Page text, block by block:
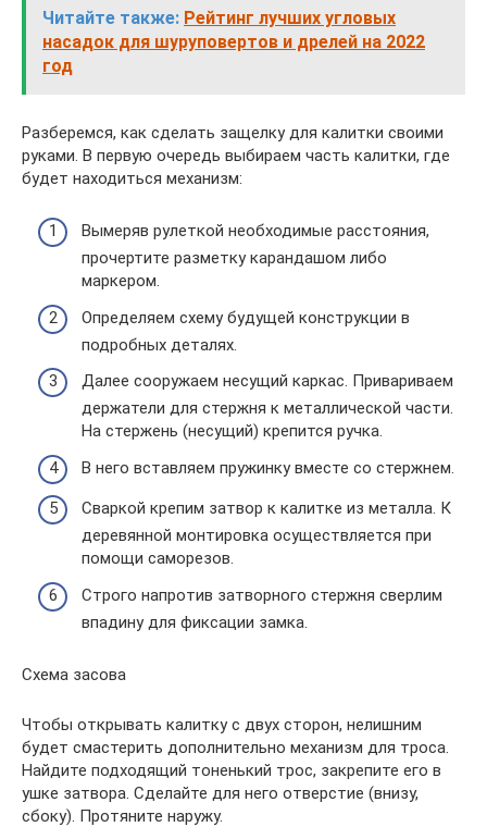
Читайте также: Рейтинг лучших угловых
насадок для шуруповертов и дрелей на 2022
год
Разберемся, как сделать защелку для калитки своими
руками. В первую очередь выбираем часть калитки, где
будет находиться механизм:
Вымеряв рулеткой необходимые расстояния,
прочертите разметку карандашом либо
маркером.
Определяем схему будущей конструкции в
подробных деталях.
Далее сооружаем несущий каркас. Привариваем
держатели для стержня к металлической части.
На стержень (несущий) крепится ручка.
В него вставляем пружинку вместе со стержнем.
Сваркой крепим затвор к калитке из металла. К
деревянной монтировка осуществляется при
помощи саморезов.
Строго напротив затворного стержня сверлим
впадину для фиксации замка.
Схема засова
Чтобы открывать калитку с двух сторон, нелишним
будет смастерить дополнительно механизм для троса.
Найдите подходящий тоненький трос, закрепите его в
ушке затвора. Сделайте для него отверстие (внизу,
сбоку). Протяните наружу.